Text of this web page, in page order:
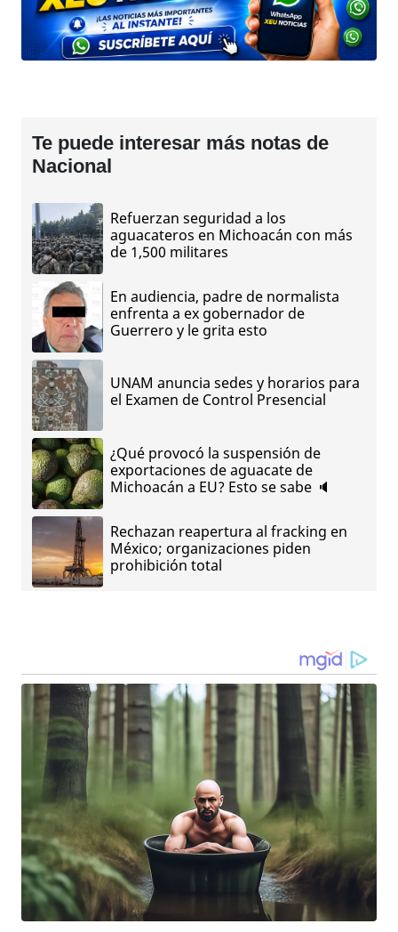
Te puede interesar más notas de
Nacional
Refuerzan seguridad a los
aguacateros en Michoacán con más
de 1,500 militares
En audiencia, padre de normalista
enfrenta a ex gobernador de
Guerrero y le grita esto
UNAM anuncia sedes y horarios para
el Examen de Control Presencial
¿Qué provocó la suspensión de
exportaciones de aguacate de
Michoacán a EU? Esto se sabe 🔈
Rechazan reapertura al fracking en
México; organizaciones piden
prohibición total